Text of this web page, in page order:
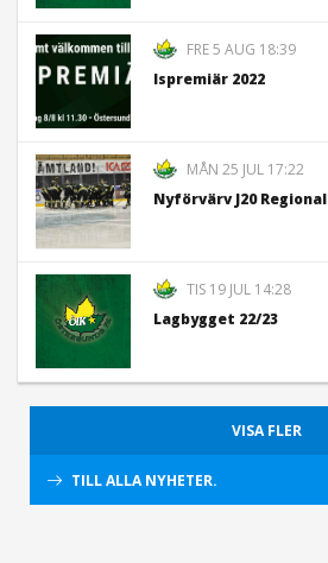
FRE 5 AUG 18:39
Ispremiär 2022
MÅN 25 JUL 17:22
Nyförvärv J20 Regional
TIS 19 JUL 14:28
Lagbygget 22/23
VISA FLER
TILL ALLA NYHETER.